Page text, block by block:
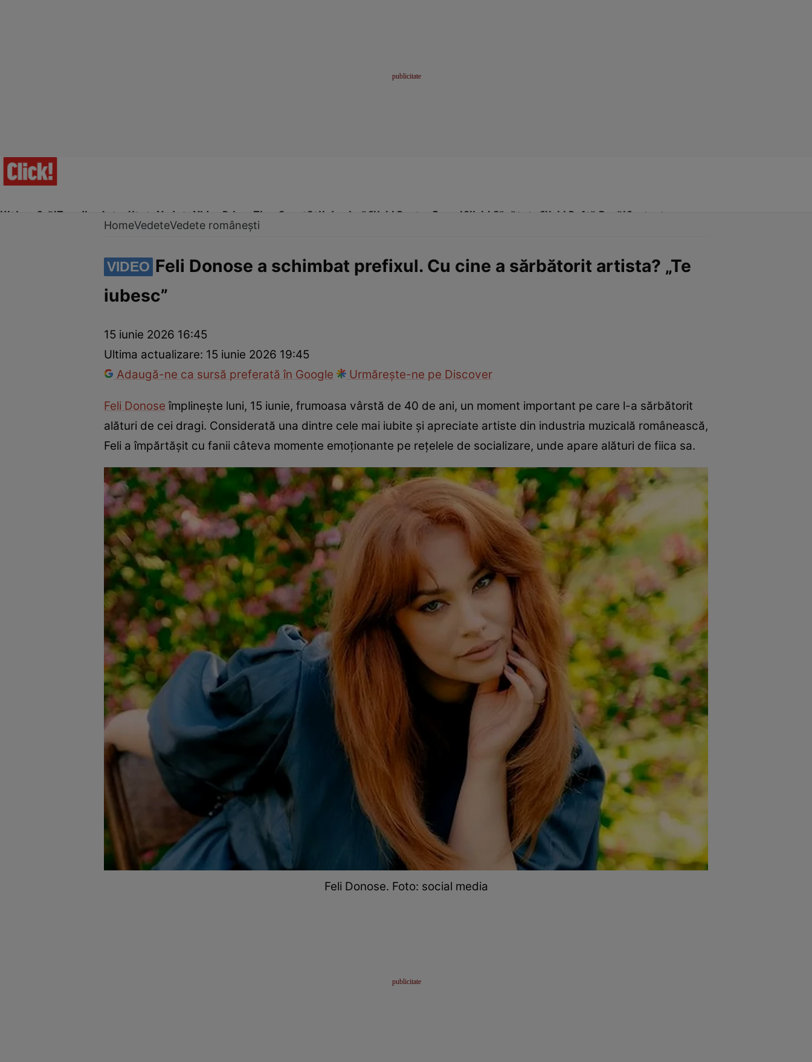
Ultima Oră!Trending Actualitate Vedete Video Prime Time SportStil de viațăClick! Pentru FemeiClick! Sănătate Click! Poftă Bună!Contact
Vedete internaționaleVedete românești
HomeVedeteVedete românești
VIDEO Feli Donose a schimbat prefixul. Cu cine a sărbătorit artista? „Te
iubesc”
15 iunie 2026 16:45
Ultima actualizare: 15 iunie 2026 19:45
Adaugă-ne ca sursă preferată în Google
Urmărește-ne pe Discover
Feli Donose împlinește luni, 15 iunie, frumoasa vârstă de 40 de ani, un moment important pe care l-a sărbătorit
alături de cei dragi. Considerată una dintre cele mai iubite și apreciate artiste din industria muzicală românească,
Feli a împărtășit cu fanii câteva momente emoționante pe rețelele de socializare, unde apare alături de fiica sa.
Feli Donose. Foto: social media